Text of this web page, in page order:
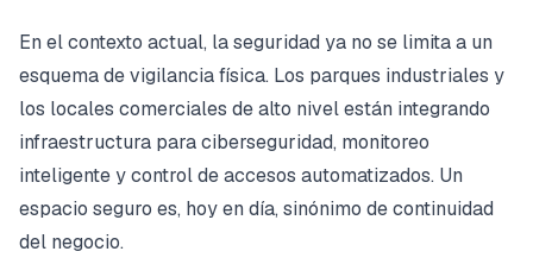
En el contexto actual, la seguridad ya no se limita a un
esquema de vigilancia física. Los parques industriales y
los locales comerciales de alto nivel están integrando
infraestructura para ciberseguridad, monitoreo
inteligente y control de accesos automatizados. Un
espacio seguro es, hoy en día, sinónimo de continuidad
del negocio.